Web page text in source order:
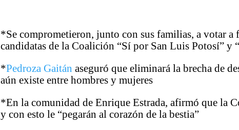
*Se comprometieron, junto con sus familias, a votar a
candidatas de la Coalición “Sí por San Luis Potosí” y
*Pedroza Gaitán aseguró que eliminará la brecha de
aún existe entre hombres y mujeres
*En la comunidad de Enrique Estrada, afirmó que la
y con esto le “pegarán al corazón de la bestia”